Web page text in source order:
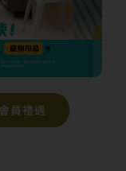
員禮遇